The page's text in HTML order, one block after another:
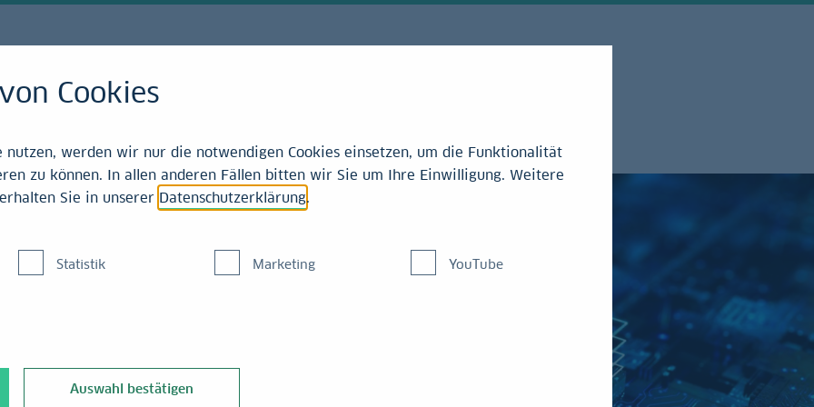
Geschäft mit
Cookies
nutzen, werden wir nur die notwendigen Cookies einsetzen, um die Funktionalität
zu können. In allen anderen Fällen bitten wir Sie um Ihre Einwilligung. Weitere
Sie in unserer Datenschutzerklärung.
Statistik Marketing YouTube
Auswahl bestätigen